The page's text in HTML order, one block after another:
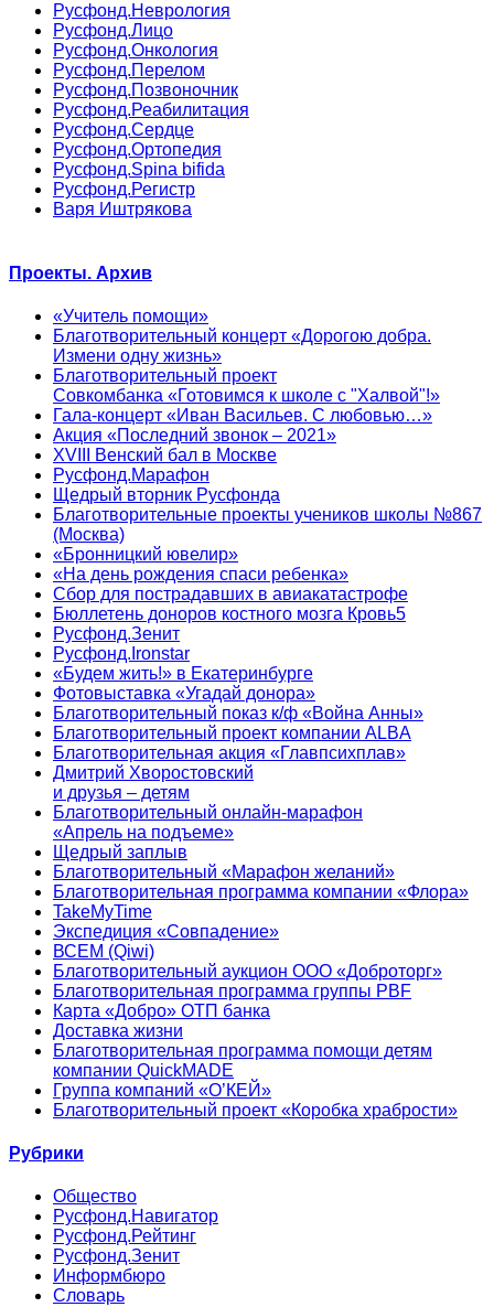
Русфонд.Неврология
Русфонд.Лицо
Русфонд.Онкология
Русфонд.Перелом
Русфонд.Позвоночник
Русфонд.Реабилитация
Русфонд.Сердце
Русфонд.Ортопедия
Русфонд.Spina bifida
Русфонд.Регистр
Варя Иштрякова
Проекты. Архив
«Учитель помощи»
Благотворительный концерт «Дорогою добра.
Измени одну жизнь»
Благотворительный проект
Совкомбанка «Готовимся к школе с "Халвой"!»
Гала-концерт «Иван Васильев. С любовью…»
Акция «Последний звонок – 2021»
XVIII Венский бал в Москве
Русфонд.Марафон
Щедрый вторник Русфонда
Благотворительные проекты учеников школы №867
(Москва)
«Бронницкий ювелир»
«На день рождения спаси ребенка»
Сбор для пострадавших в авиакатастрофе
Бюллетень доноров костного мозга Кровь5
Русфонд.Зенит
Русфонд.Ironstar
«Будем жить!» в Екатеринбурге
Фотовыставка «Угадай донора»
Благотворительный показ к/ф «Война Анны»
Благотворительный проект компании ALBA
Благотворительная акция «Главпсихплав»
Дмитрий Хворостовский
и друзья – детям
Благотворительный онлайн‑марафон
«Апрель на подъеме»
Щедрый заплыв
Благотворительный «Марафон желаний»
Благотворительная программа компании «Флора»
TakeMyTime
Экспедиция «Совпадение»
ВСЕМ (Qiwi)
Благотворительный аукцион ООО «Доброторг»
Благотворительная программа группы PBF
Карта «Добро» ОТП банка
Доставка жизни
Благотворительная программа помощи детям
компании QuickMADE
Группа компаний «О’КЕЙ»
Благотворительный проект «Коробка храбрости»
Рубрики
Общество
Русфонд.Навигатор
Русфонд.Рейтинг
Русфонд.Зенит
Информбюро
Словарь